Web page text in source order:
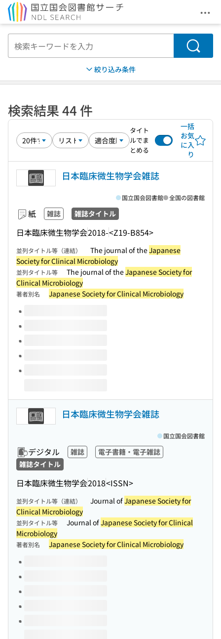
メ
検索
絞り込み条件
検索結果 44 件
タイト
ルでま
とめる
一括
お気
に入
り
日本臨床微生物学会雑誌
紙 雑誌 雑誌タイトル
日本臨床微生物学会2018-<Z19-B854>
国立国会図書館 全国の図書館
並列タイトル等（連結） The journal of theJapanese
Society for Clinical Microbiology
並列タイトル等 The journal of theJapanese Society for
Clinical Microbiology
著者別名 Japanese Society for Clinical Microbiology
このタイトルの巻号
日本臨床微生物学会雑誌
デジタル 雑誌
電子書籍・電子雑誌
雑誌タイトル
日本臨床微生物学会2018<ISSN>
国立国会図書館
並列タイトル等（連結） Journal ofJapanese Society for
Clinical Microbiology
並列タイトル等 Journal ofJapanese Society for Clinical
Microbiology
著者別名 Japanese Society for Clinical Microbiology
このタイトルの巻号